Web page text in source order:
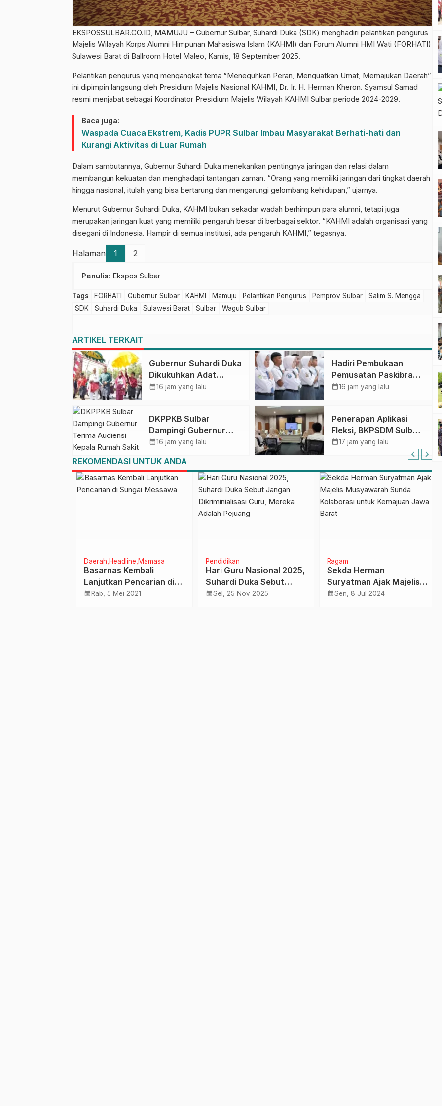
EKSPOSSULBAR.CO.ID, MAMUJU – Gubernur Sulbar, Suhardi Duka (SDK) menghadiri pelantikan pengurus
Majelis Wilayah Korps Alumni Himpunan Mahasiswa Islam (KAHMI) dan Forum Alumni HMI Wati (FORHATI)
Sulawesi Barat di Ballroom Hotel Maleo, Kamis, 18 September 2025.
Pelantikan pengurus yang mengangkat tema “Meneguhkan Peran, Menguatkan Umat, Memajukan Daerah”
ini dipimpin langsung oleh Presidium Majelis Nasional KAHMI, Dr. Ir. H. Herman Kheron. Syamsul Samad
resmi menjabat sebagai Koordinator Presidium Majelis Wilayah KAHMI Sulbar periode 2024-2029.
Baca juga:
Waspada Cuaca Ekstrem, Kadis PUPR Sulbar Imbau Masyarakat Berhati-hati dan
Kurangi Aktivitas di Luar Rumah
Dalam sambutannya, Gubernur Suhardi Duka menekankan pentingnya jaringan dan relasi dalam
membangun kekuatan dan menghadapi tantangan zaman. “Orang yang memiliki jaringan dari tingkat daerah
hingga nasional, itulah yang bisa bertarung dan mengarungi gelombang kehidupan,” ujarnya.
Menurut Gubernur Suhardi Duka, KAHMI bukan sekadar wadah berhimpun para alumni, tetapi juga
merupakan jaringan kuat yang memiliki pengaruh besar di berbagai sektor. “KAHMI adalah organisasi yang
disegani di Indonesia. Hampir di semua institusi, ada pengaruh KAHMI,” tegasnya.
Halaman 1 2
Penulis: Ekspos Sulbar
Tags FORHATI Gubernur Sulbar KAHMI Mamuju Pelantikan Pengurus Pemprov Sulbar
Salim S. Mengga
SDK
Suhardi Duka Sulawesi Barat Sulbar Wagub Sulbar
ARTIKEL TERKAIT
Gubernur Suhardi Duka
Dikukuhkan Adat
Balanipa, Raih Gelar
calendar_month16 jam yang lalu
Hadiri Pembukaan
Pemusatan Paskibraka
Provinsi, Murdanil: Ini
calendar_month16 jam yang lalu
DKPPKB Sulbar
Dampingi Gubernur
Terima Audiensi Kepala
Punggawa Malolo
calendar_month16 jam yang lalu
Penerapan Aplikasi
Fleksi, BKPSDM Sulbar
Dorong Transformasi
calendar_month17 jam yang lalu
REKOMENDASI UNTUK ANDA
Daerah Headline Mamasa
Basarnas Kembali
Lanjutkan Pencarian di
Sungai Messawa
calendar_monthRab, 5 Mei 2021
Pendidikan
Hari Guru Nasional 2025,
Suhardi Duka Sebut
Jangan Dikriminialisasi
calendar_monthSel, 25 Nov 2025
Ragam
Sekda Herman
Suryatman Ajak Majelis
Musyawarah Sunda
calendar_monthSen, 8 Jul 2024